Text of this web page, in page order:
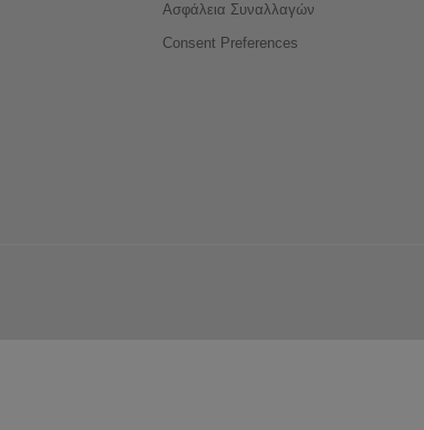
Ασφάλεια Συναλλαγών
Consent Preferences